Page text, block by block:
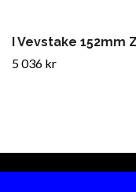
I Vevstake 152mm
5 036 kr